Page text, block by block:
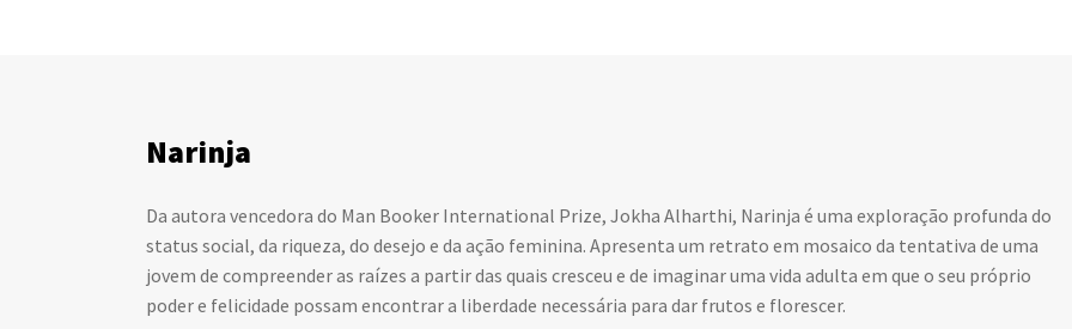
Narinja
Da autora vencedora do Man Booker International Prize, Jokha Alharthi, Narinja é uma exploração profunda do
status social, da riqueza, do desejo e da ação feminina. Apresenta um retrato em mosaico da tentativa de uma
jovem de compreender as raízes a partir das quais cresceu e de imaginar uma vida adulta em que o seu próprio
poder e felicidade possam encontrar a liberdade necessária para dar frutos e florescer.